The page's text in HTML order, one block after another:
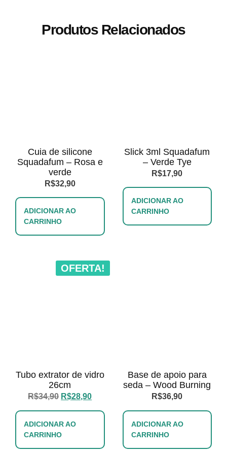
Produtos Relacionados
Cuia de silicone
Squadafum – Rosa e
verde
R$32,90
ADICIONAR AO
CARRINHO
Slick 3ml Squadafum
– Verde Tye
R$17,90
ADICIONAR AO
CARRINHO
OFERTA!
Tubo extrator de vidro
26cm
R$34,90 R$28,90
ADICIONAR AO
CARRINHO
Base de apoio para
seda – Wood Burning
R$36,90
ADICIONAR AO
CARRINHO